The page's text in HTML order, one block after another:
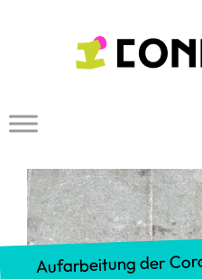
Aufarbeitung der